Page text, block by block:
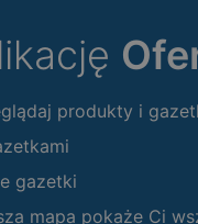
produkty i
gazetki
mapa pokaże Ci